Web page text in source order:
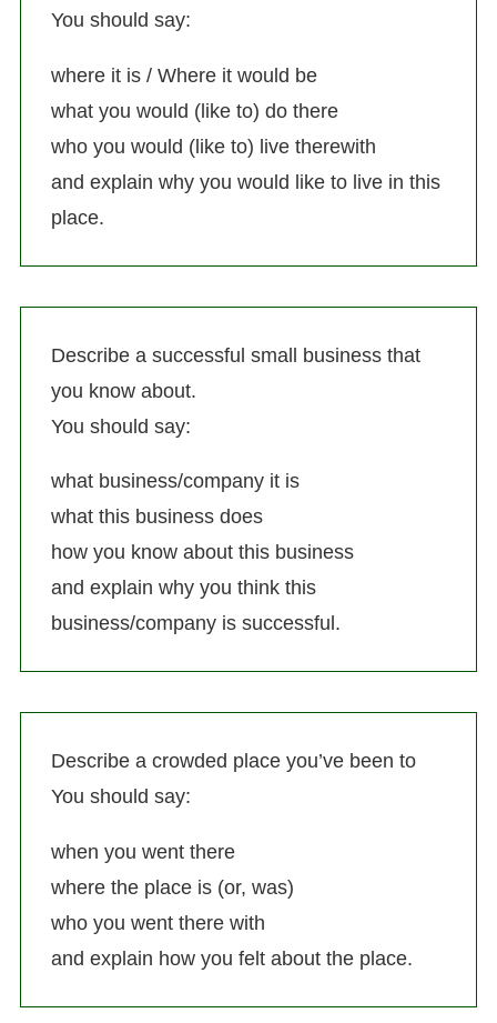
You should say:
where it is / Where it would be
what you would (like to) do there
who you would (like to) live therewith
and explain why you would like to live in this
place.
Describe a successful small business that
you know about.
You should say:
what business/company it is
what this business does
how you know about this business
and explain why you think this
business/company is successful.
Describe a crowded place you’ve been to
You should say:
when you went there
where the place is (or, was)
who you went there with
and explain how you felt about the place.